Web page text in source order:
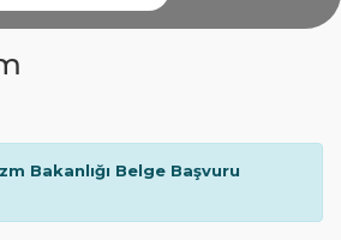
Bakanlığı Belge Başvuru